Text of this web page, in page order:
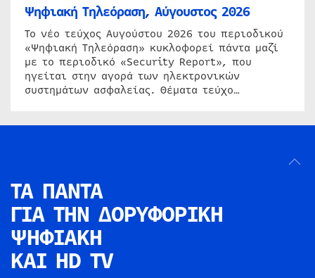
Ψηφιακή Τηλεόραση, Αύγουστος 2026
Το νέο τεύχος Αυγούστου 2026 του περιοδικού
«Ψηφιακή Τηλεόραση» κυκλοφορεί πάντα μαζί
με το περιοδικό «Security Report», που
ηγείται στην αγορά των ηλεκτρονικών
συστημάτων ασφαλείας. Θέματα τεύχο…
ΤΑ ΠΑΝΤΑ
ΓΙΑ ΤΗΝ ΔΟΡΥΦΟΡΙΚΗ
ΨΗΦΙΑΚΗ
ΚΑΙ HD TV